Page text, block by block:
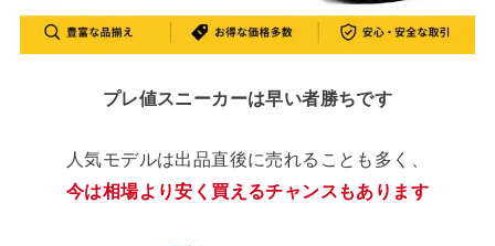
プレ値スニーカーは早い者勝ちです
人気モデルは出品直後に売れることも多く、
今は相場より安く買えるチャンスもあります